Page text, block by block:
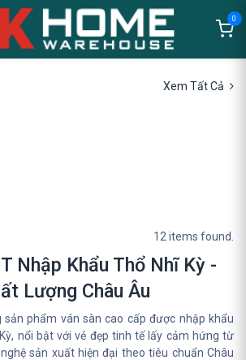
0
Xem Tất Cả
12 items found.
Nhập Khẩu Thổ Nhĩ Kỳ -
Lượng Châu Âu
sản phẩm ván sàn cao cấp được nhập khẩu
nổi bật với vẻ đẹp tinh tế lấy cảm hứng từ
sản xuất hiện đại theo tiêu chuẩn Châu